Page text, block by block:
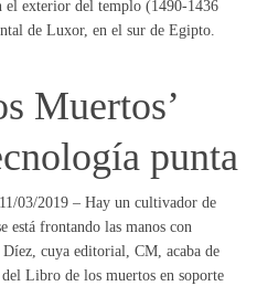
punta
frontando las manos con
cuya editorial, CM, acaba de
Libro de los muertos en soporte
Papiro de Ani, el más importante
un pedido de papiro procesado de